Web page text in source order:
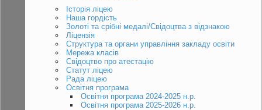
Історія ліцею
Наша гордість
Золоті та срібні медалі/Свідоцтва з відзнакою
Ліцензія
Структура та органи управління закладу освіти
Мережа класів
Свідоцтво про атестацію
Статут ліцею
Рада ліцею
Освітня програма
Освітня програма 2024-2025 н.р.
Освітня програма 2025-2026 н.р.